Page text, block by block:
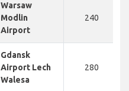
Warsaw
Modlin
Airport
240
Gdansk
Airport Lech
Walesa
280